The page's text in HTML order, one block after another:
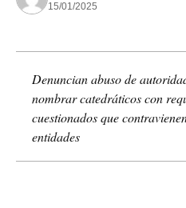
15/01/2025
Denuncian abuso de
nombrar catedráticos con
cuestionados que
entidades